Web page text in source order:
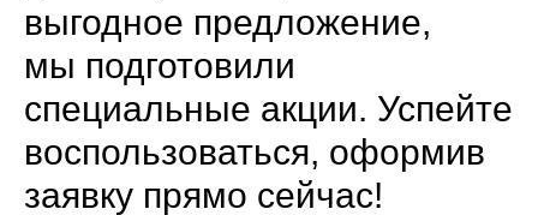
выгодное предложение,
мы подготовили
специальные акции. Успейте
воспользоваться, оформив
заявку прямо сейчас!